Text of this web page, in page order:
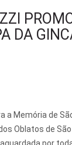
DA
a Memória de
Oblatos de